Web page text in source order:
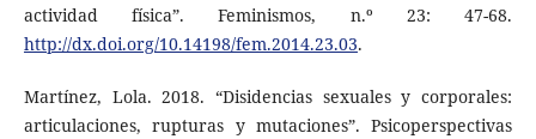
actividad física”. Feminismos, n.º 23: 47-68.
http://dx.doi.org/10.14198/fem.2014.23.03.
Martínez, Lola. 2018. “Disidencias sexuales y corporales:
articulaciones, rupturas y mutaciones”. Psicoperspectivas